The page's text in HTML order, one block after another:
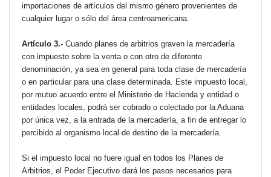
importaciones de artículos del mismo género provenientes de
cualquier lugar o sólo del área centroamericana.
Artículo 3.- Cuando planes de arbitrios graven la mercadería
con impuesto sobre la venta o con otro de diferente
denominación, ya sea en general para toda clase de mercadería
o en particular para una clase determinada. Este impuesto local,
por mutuo acuerdo entre el Ministerio de Hacienda y entidad o
entidades locales, podrá ser cobrado o colectado por la Aduana
por única vez, a la entrada de la mercadería, a fin de entregar lo
percibido al organismo local de destino de la mercadería.
Si el impuesto local no fuere igual en todos los Planes de
Arbitrios, el Poder Ejecutivo dará los pasos necesarios para